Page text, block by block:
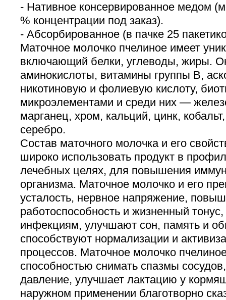
- Нативное консервированное медом
% концентрации под заказ).
- Абсорбированное (в пачке 25
Маточное молочко пчелиное имеет
включающий белки, углеводы, жиры.
аминокислоты, витамины группы В,
никотиновую и фолиевую кислоту,
микроэлементами и среди них —
марганец, хром, кальций, цинк,
серебро.
Состав маточного молочка и его
широко использовать продукт в
лечебных целях, для повышения
организма. Маточное молочко и его
усталость, нервное напряжение,
работоспособность и жизненный
инфекциям, улучшают сон, память и
способствуют нормализации и
процессов. Маточное молочко
способностью снимать спазмы
давление, улучшает лактацию у
наружном применении благотворно